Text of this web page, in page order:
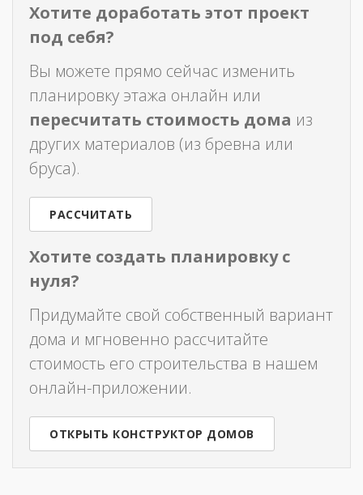
Хотите доработать этот проект
под себя?
Вы можете прямо сейчас изменить
планировку этажа онлайн или
пересчитать стоимость дома из
других материалов (из бревна или
бруса).
РАССЧИТАТЬ
Хотите создать планировку с
нуля?
Придумайте свой собственный вариант
дома и мгновенно рассчитайте
стоимость его строительства в нашем
онлайн-приложении.
ОТКРЫТЬ КОНСТРУКТОР ДОМОВ